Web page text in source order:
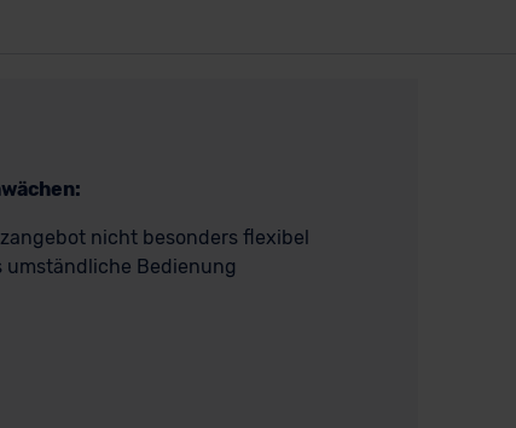
nicht besonders flexibel
umständliche Bedienung